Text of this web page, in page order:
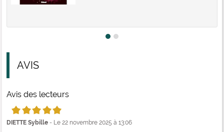
AVIS
Avis des lecteurs
5/5
DIETTE Sybille - Le 22 novembre 2025 à 13:06